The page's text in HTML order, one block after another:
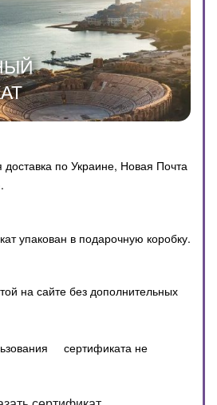
доставка по Украине, Новая Почта
упакован в подарочную коробку.
на сайте без дополнительных
сертификата не